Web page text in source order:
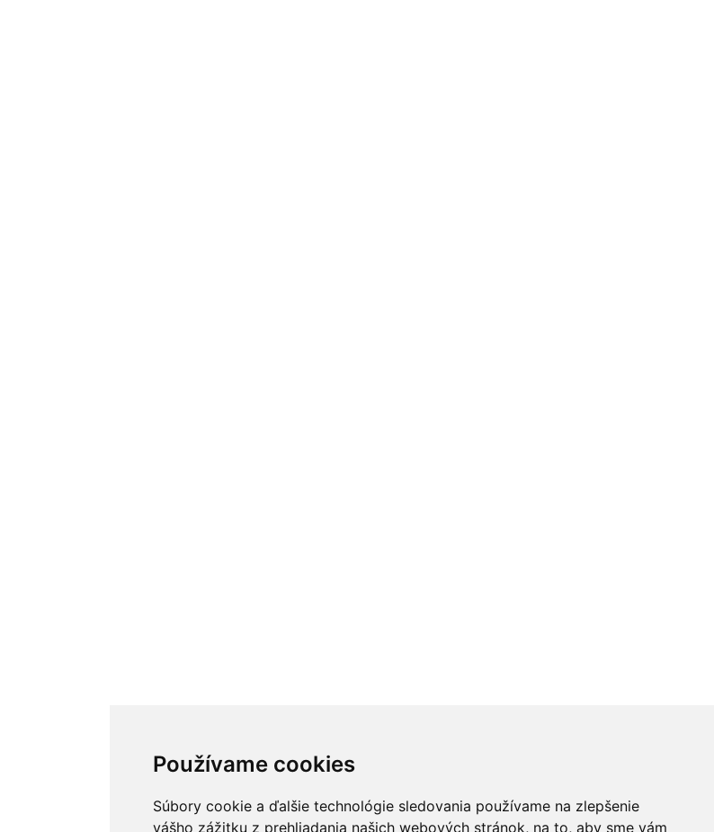
Používame cookies
Súbory cookie a ďalšie technológie sledovania používame na zlepšenie
vášho zážitku z prehliadania našich webových stránok, na to, aby sme vám